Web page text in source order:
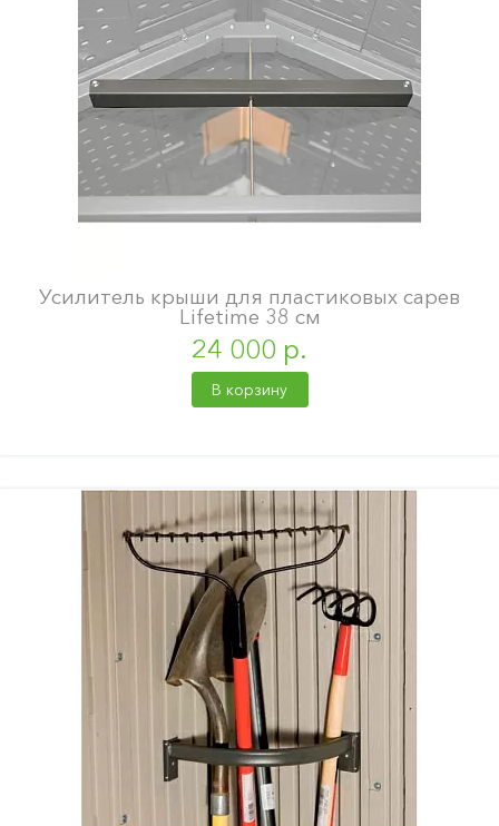
Усилитель крыши для пластиковых сарев
Lifetime 38 см
24 000 р.
В корзину